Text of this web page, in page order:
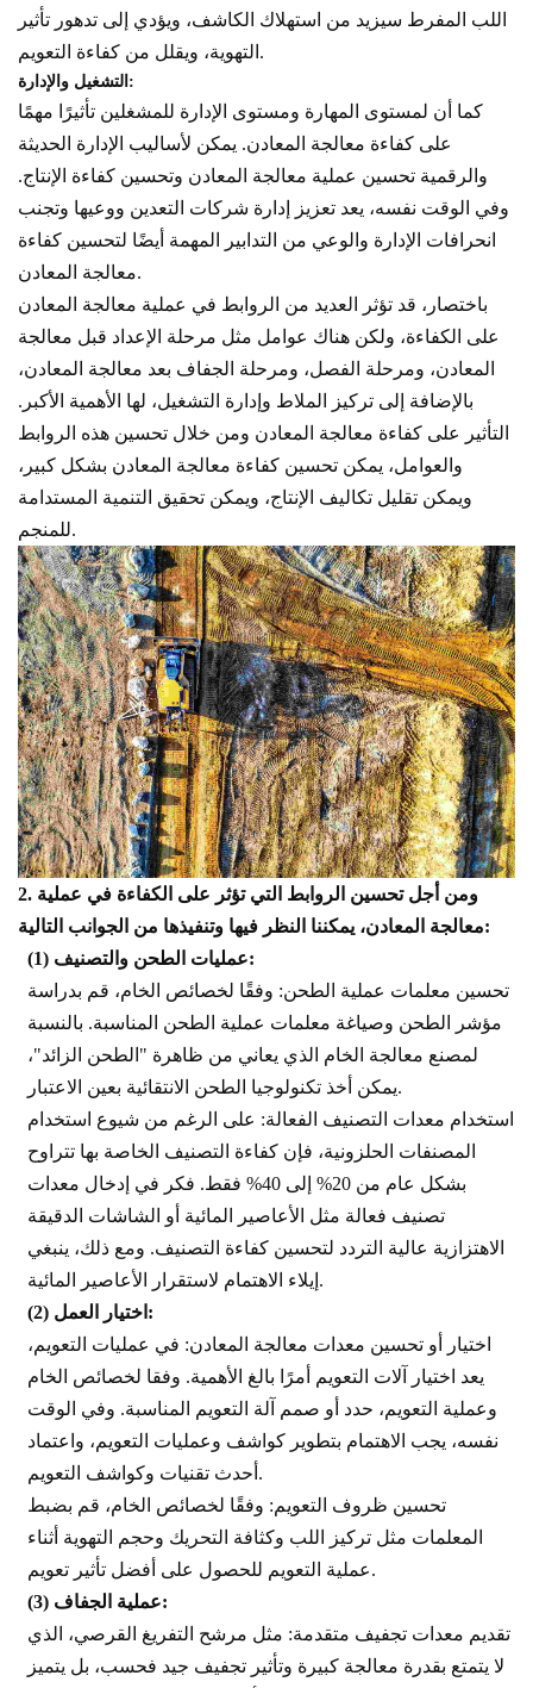
اللب المفرط سيزيد من استهلاك الكاشف، ويؤدي إلى تدهور تأثير
التهوية، ويقلل من كفاءة التعويم.
التشغيل والإدارة:
كما أن لمستوى المهارة ومستوى الإدارة للمشغلين تأثيرًا مهمًا
على كفاءة معالجة المعادن. يمكن لأساليب الإدارة الحديثة
والرقمية تحسين عملية معالجة المعادن وتحسين كفاءة الإنتاج.
وفي الوقت نفسه، يعد تعزيز إدارة شركات التعدين ووعيها وتجنب
انحرافات الإدارة والوعي من التدابير المهمة أيضًا لتحسين كفاءة
معالجة المعادن.
باختصار، قد تؤثر العديد من الروابط في عملية معالجة المعادن
على الكفاءة، ولكن هناك عوامل مثل مرحلة الإعداد قبل معالجة
المعادن، ومرحلة الفصل، ومرحلة الجفاف بعد معالجة المعادن،
بالإضافة إلى تركيز الملاط وإدارة التشغيل، لها الأهمية الأكبر.
التأثير على كفاءة معالجة المعادن ومن خلال تحسين هذه الروابط
والعوامل، يمكن تحسين كفاءة معالجة المعادن بشكل كبير،
ويمكن تقليل تكاليف الإنتاج، ويمكن تحقيق التنمية المستدامة
للمنجم.
2. ومن أجل تحسين الروابط التي تؤثر على الكفاءة في عملية
معالجة المعادن، يمكننا النظر فيها وتنفيذها من الجوانب التالية:
(1)
عمليات الطحن والتصنيف:
تحسين معلمات عملية الطحن: وفقًا لخصائص الخام، قم بدراسة
مؤشر الطحن وصياغة معلمات عملية الطحن المناسبة. بالنسبة
لمصنع معالجة الخام الذي يعاني من ظاهرة "الطحن الزائد"،
يمكن أخذ تكنولوجيا الطحن الانتقائية بعين الاعتبار.
استخدام معدات التصنيف الفعالة: على الرغم من شيوع استخدام
المصنفات الحلزونية، فإن كفاءة التصنيف الخاصة بها تتراوح
بشكل عام من 20% إلى 40% فقط. فكر في إدخال معدات
تصنيف فعالة مثل الأعاصير المائية أو الشاشات الدقيقة
الاهتزازية عالية التردد لتحسين كفاءة التصنيف. ومع ذلك، ينبغي
إيلاء الاهتمام لاستقرار الأعاصير المائية.
(2)
اختيار العمل:
اختيار أو تحسين معدات معالجة المعادن: في عمليات التعويم،
يعد اختيار آلات التعويم أمرًا بالغ الأهمية. وفقا لخصائص الخام
وعملية التعويم، حدد أو صمم آلة التعويم المناسبة. وفي الوقت
نفسه، يجب الاهتمام بتطوير كواشف وعمليات التعويم، واعتماد
أحدث تقنيات وكواشف التعويم.
تحسين ظروف التعويم: وفقًا لخصائص الخام، قم بضبط
المعلمات مثل تركيز اللب وكثافة التحريك وحجم التهوية أثناء
عملية التعويم للحصول على أفضل تأثير تعويم.
(3)
عملية الجفاف:
تقديم معدات تجفيف متقدمة: مثل مرشح التفريغ القرصي، الذي
لا يتمتع بقدرة معالجة كبيرة وتأثير تجفيف جيد فحسب، بل يتميز